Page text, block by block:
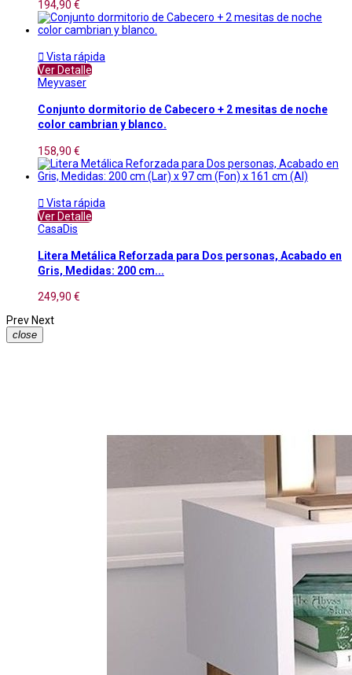
194,90 €
 Vista rápida
Ver Detalle
Meyvaser
Conjunto dormitorio de Cabecero + 2 mesitas de noche
color cambrian y blanco.
158,90 €
 Vista rápida
Ver Detalle
CasaDis
Litera Metálica Reforzada para Dos personas, Acabado en
Gris, Medidas: 200 cm...
249,90 €
Prev Next
close